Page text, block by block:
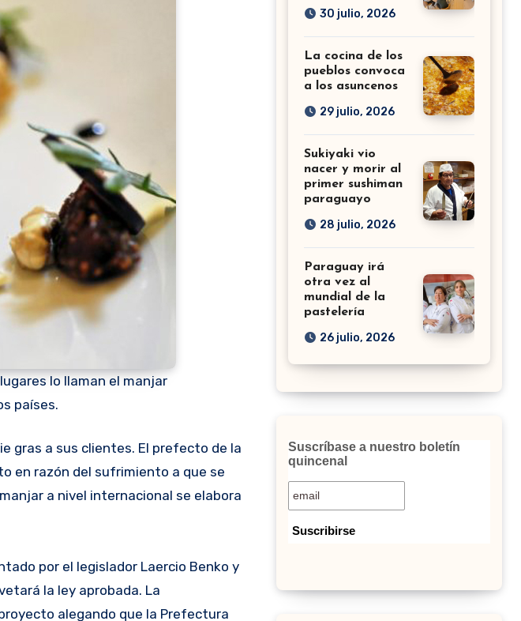
lo llaman el manjar
países.
en razón del sufrimiento a que se
a nivel internacional se elabora
por el legislador Laercio Benko y
la ley aprobada. La
alegando que la Prefectura
30 julio, 2026
La cocina de los
pueblos convoca
a los asuncenos
29 julio, 2026
Sukiyaki vio
nacer y morir al
primer sushiman
paraguayo
28 julio, 2026
Paraguay irá
otra vez al
mundial de la
pastelería
26 julio, 2026
Suscríbase a nuestro boletín
quincenal